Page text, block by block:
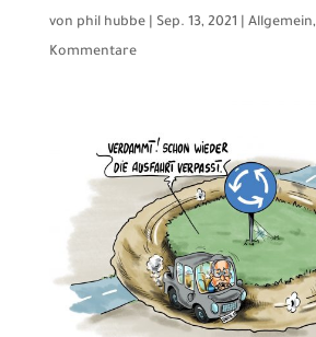
von phil hubbe| Sep. 13, 2021 Allgemein,
Kommentare